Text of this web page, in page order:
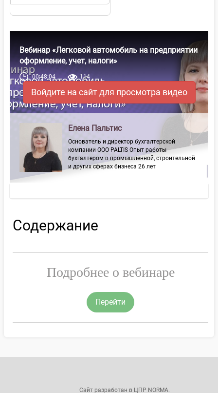
Вебинар «Легковой автомобиль на предприятии
оформление, учет, налоги»
00:48:04 114
Войдите на сайт для просмотра видео
Елена Пальтис
Основатель и директор бухгалтерской
компании ООО PALTIS Опыт работы
бухгалтером в промышленной, строительной
и других сферах бизнеса 26 лет
Содержание
Подробнее о вебинаре
Перейти
Сайт разработан в ЦПР NORMA.